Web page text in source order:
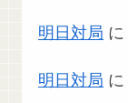
明日対局 に
明日対局 に